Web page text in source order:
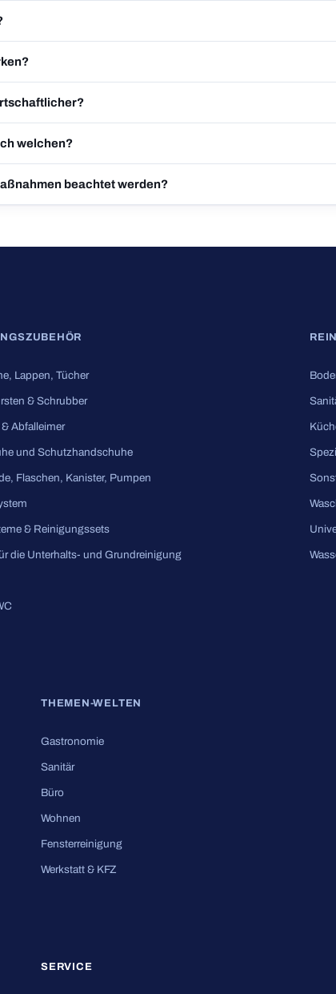
welchen?
beachtet werden?
Lappen, Tücher
& Schrubber
Abfalleimer
und Schutzhandschuhe
Flaschen, Kanister, Pumpen
& Reinigungssets
die Unterhalts- und Grundreinigung
THEMEN-WELTEN
Gastronomie
Sanitär
Büro
Wohnen
Fensterreinigung
Werkstatt & KFZ
SERVICE